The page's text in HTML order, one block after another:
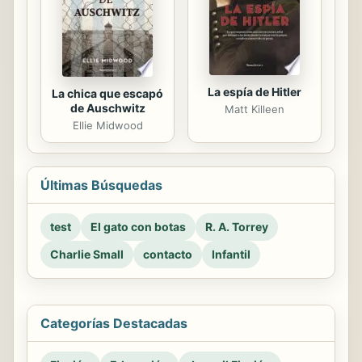
La chica que escapó
de Auschwitz
Ellie Midwood
La espía de Hitler
Matt Killeen
Últimas Búsquedas
test El gato con botas
R. A. Torrey
Charlie Small
contacto Infantil
Categorías Destacadas